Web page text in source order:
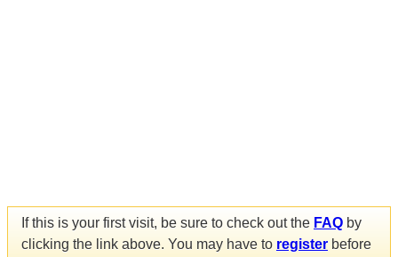
If this is your first visit, be sure to check out the FAQ by
clicking the link above. You may have to register before